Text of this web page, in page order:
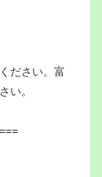
ださい。富
い。